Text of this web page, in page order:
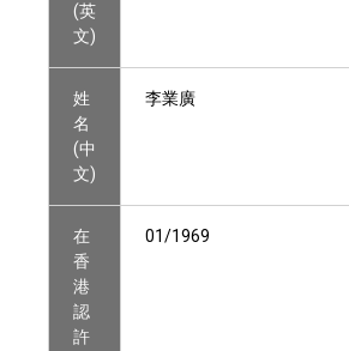
(英
文)
姓
名
(中
文)
李業廣
在
香
港
認
許
01/1969